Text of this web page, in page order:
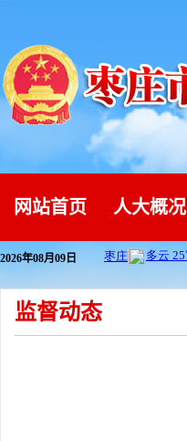
网站首页 人大概况
2026年08月09日
监督动态